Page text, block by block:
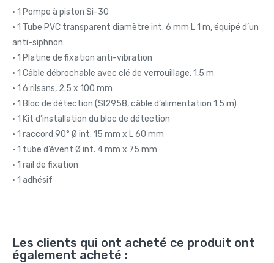
• 1 Pompe à piston Si-30
• 1 Tube PVC transparent diamètre int. 6 mm L 1 m, équipé d’un
anti-siphnon
• 1 Platine de fixation anti-vibration
• 1 Câble débrochable avec clé de verrouillage. 1,5 m
• 1 6 rilsans, 2.5 x 100 mm
• 1 Bloc de détection (SI2958, câble d’alimentation 1.5 m)
• 1 Kit d’installation du bloc de détection
• 1 raccord 90° Ø int. 15 mm x L 60 mm
• 1 tube d’évent Ø int. 4 mm x 75 mm
• 1 rail de fixation
• 1 adhésif
Les clients qui ont acheté ce produit ont
également acheté :